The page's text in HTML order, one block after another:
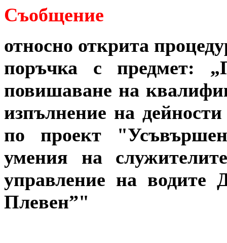
Съобщение
относно открита
поръчка с предмет:
повишаване на
изпълнение на
по проект
умения на
управление на водите
Плевен”"